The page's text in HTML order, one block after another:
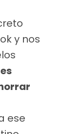
y nos
ese